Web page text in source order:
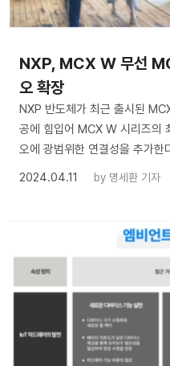
​NXP, MCX W 무선
오 확장
NXP 반도체가 최근 출시된
공에 힘입어 MCX W 시리즈의
오에 광범위한 연결성을 추가한
2024.04.11
by 명세환 기자